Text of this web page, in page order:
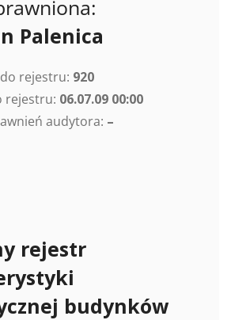
Palenica
rejestru: 920
rejestru: 06.07.09 00:00
audytora: –
rejestr
budynków